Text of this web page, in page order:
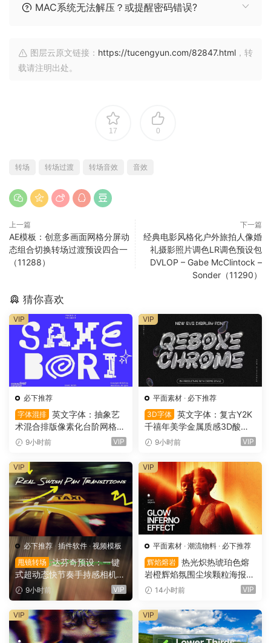
MAC系统无法解压？或提醒密码错误?
图层云原文链接： https://tucengyun.com/82847.html ，转
载请注明出处。
17 0
转场 转场过渡 转场音效 音效
上一篇
AE模板：创意多画面网格分屏动
态组合切换转场过渡预设四合一
（11288）
下一篇
经典电影风格化户外旅拍人像婚
礼摄影照片调色LR调色预设包
DVLOP – Gabe McClintock –
Sonder（11290）
猜你喜欢
必下推荐
字体混排 英文字体：抽象艺
术混合排版像素化台阶网格状
手绘螺旋有机曲线版面设计封
ace（16160）
9小时前 VIP
VIP
平面素材 · 必下推荐
3D字体 英文字体：复古Y2K
千禧年美学金属质感3D酸性
镀铬文字LOGO标题封面海报
e – 3D Style SVG Font（161
59）
9小时前 VIP
VIP
必下推荐· 插件软件 · 视频模板
甩镜转场 达芬奇预设：一键
式超动态快节奏手持感相机摇
晃运动甩镜头无缝转场过渡
支持横竖屏（16158）
9小时前 VIP
VIP
平面素材 · 潮流物料 · 必下推荐
辉焰熔岩 热光炽热琥珀色熔
岩橙辉焰氛围尘埃颗粒海报封
面设计PSD特效样机 Glow Inf
14小时前 VIP
VIP
VIP VIP